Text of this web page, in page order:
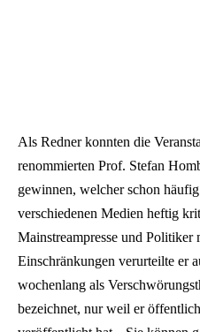
Als Redner konnten die
renommierten Prof. Stefan
gewinnen, welcher schon
verschiedenen Medien heftig
Mainstreampresse und Politiker
Einschränkungen verurteilte er
wochenlang als
bezeichnet, nur weil er